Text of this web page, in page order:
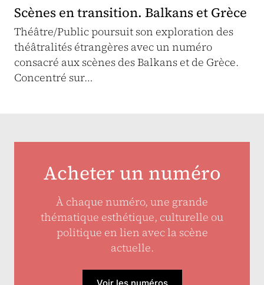
Scènes en transition. Balkans et Grèce
Théâtre/Public poursuit son exploration des
théâtralités étrangères avec un numéro
consacré aux scènes des Balkans et de Grèce.
Concentré sur…
Acheter un numéro
À chaque numéro, une grande
thématique esthétique, culturelle ou
politique en lien avec la scène
actuelle.